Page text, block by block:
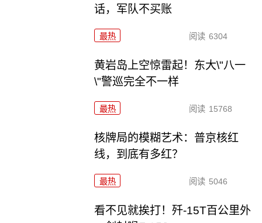
话，军队不买账
最热 阅读 6304
黄岩岛上空惊雷起！东大\"八一
\"警巡完全不一样
最热 阅读 15768
核牌局的模糊艺术：普京核红
线，到底有多红？
最热 阅读 5046
看不见就挨打！歼-15T百公里外